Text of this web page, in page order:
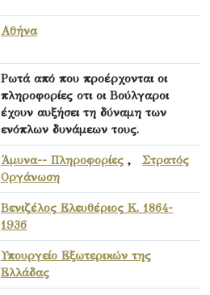
Αθήνα
Ρωτά από που προέρχονται οι
πληροφορίες οτι οι Βούλγαροι
έχουν αυξήσει τη δύναμη των
ενόπλων δυνάμεων τους.
Άμυνα-- Πληροφορίες , Στρατός
Οργάνωση
Βενιζέλος Ελευθέριος Κ. 1864-
1936
Υπουργείο Εξωτερικών της
Ελλάδας